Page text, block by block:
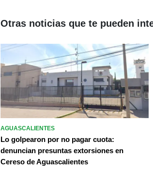
Otras noticias que te pueden
AGUASCALIENTES
Lo golpearon por no pagar cuota:
denuncian presuntas extorsiones en
Cereso de Aguascalientes